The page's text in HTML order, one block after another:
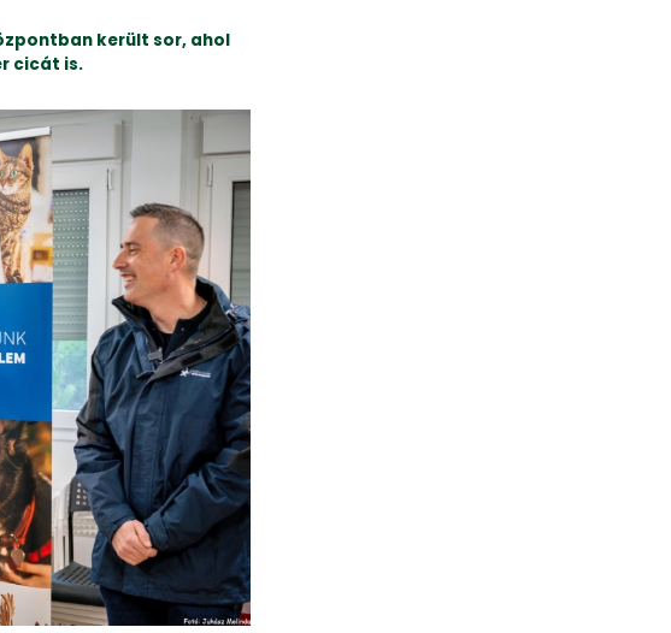
került sor, ahol
cicát is.